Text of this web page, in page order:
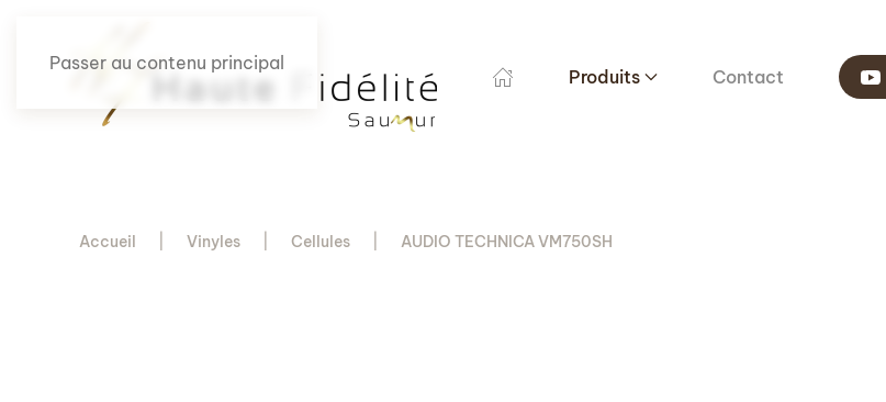
Passer au contenu principal
Produits Contact
Accueil Vinyles Cellules AUDIO TECHNICA VM750SH